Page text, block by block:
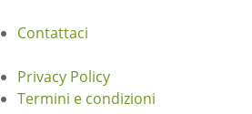
Contattaci
Privacy Policy
Termini e condizioni